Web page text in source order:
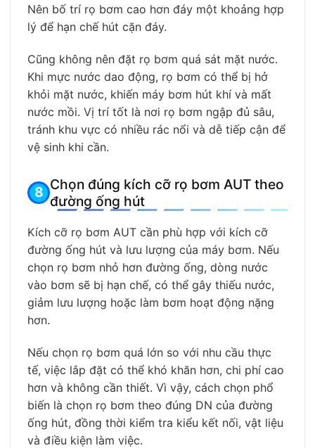
Nên bố trí rọ bơm cao hơn đáy một khoảng hợp
lý để hạn chế hút cặn đáy.
Cũng không nên đặt rọ bơm quá sát mặt nước.
Khi mực nước dao động, rọ bơm có thể bị hở
khỏi mặt nước, khiến máy bơm hút khí và mất
nước mồi. Vị trí tốt là nơi rọ bơm ngập đủ sâu,
tránh khu vực có nhiều rác nổi và dễ tiếp cận để
vệ sinh khi cần.
Chọn đúng kích cỡ rọ bơm AUT theo
đường ống hút
Kích cỡ rọ bơm AUT cần phù hợp với kích cỡ
đường ống hút và lưu lượng của máy bơm. Nếu
chọn rọ bơm nhỏ hơn đường ống, dòng nước
vào bơm sẽ bị hạn chế, có thể gây thiếu nước,
giảm lưu lượng hoặc làm bơm hoạt động nặng
hơn.
Nếu chọn rọ bơm quá lớn so với nhu cầu thực
tế, việc lắp đặt có thể khó khăn hơn, chi phí cao
hơn và không cần thiết. Vì vậy, cách chọn phổ
biến là chọn rọ bơm theo đúng DN của đường
ống hút, đồng thời kiểm tra kiểu kết nối, vật liệu
và điều kiện làm việc.